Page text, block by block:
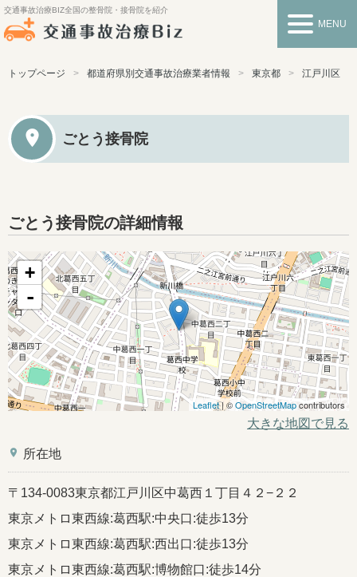
交通事故治療BIZ全国の整骨院・接骨院を紹介
MENU
トップページ 都道府県別交通事故治療業者情報 東京都 江戸川区
ごとう接骨院
ごとう接骨院の詳細情報
+
-
Leaflet| ©OpenStreetMapcontributors
大きな地図で見る
place 所在地
〒134-0083東京都江戸川区中葛西１丁目４２−２２
東京メトロ東西線:葛西駅:中央口:徒歩13分
東京メトロ東西線:葛西駅:西出口:徒歩13分
東京メトロ東西線:葛西駅:博物館口:徒歩14分